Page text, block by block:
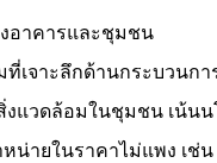
อาคารและชุมชน
จาะลึกด้านกระบวนกา
งแวดล้อมในชุมชน เน้น
น่ายในราคาไม่แพง เช่น